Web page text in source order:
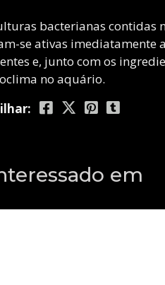
bacterianas contidas
se ativas imediatamente
e, junto com os
no aquário.
em